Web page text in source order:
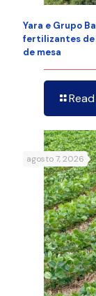
Yara e Grupo
fertilizantes de
de mesa
agosto 7, 2026